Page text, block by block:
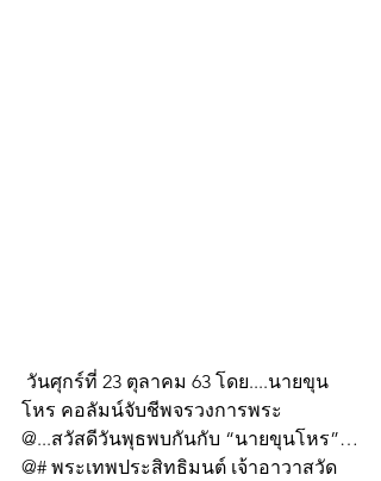
โหร คอลัมน์จับชีพจรวงการพระ
@...สวัสดีวันพุธพบกันกับ “นายขุนโหร”…
@# พระเทพประสิทธิมนต์ เจ้าอาวาสวัด